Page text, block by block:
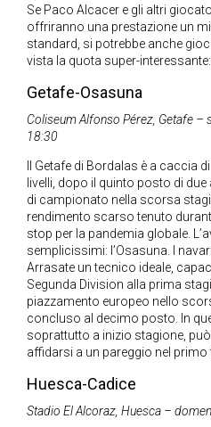
Se Paco Alcacer e gli altri
offriranno una prestazione un
standard, si potrebbe anche
vista la quota super-
Getafe-Osasuna
Coliseum Alfonso Pérez, Getafe
18:30
Il Getafe di Bordalas è a caccia
livelli, dopo il quinto posto di
di campionato nella scorsa
rendimento scarso tenuto
stop per la pandemia globale.
semplicissimi: l’Osasuna. I
Arrasate un tecnico ideale,
Segunda Division alla prima
piazzamento europeo nello
concluso al decimo posto. In
soprattutto a inizio stagione,
affidarsi a un pareggio nel primo
Huesca-Cadice
Stadio El Alcoraz, Huesca –